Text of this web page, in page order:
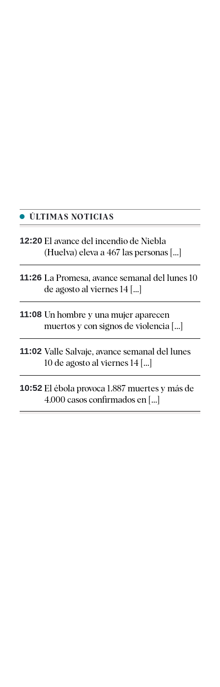
ÚLTIMAS NOTICIAS
12:20 El avance del incendio de Niebla
(Huelva) eleva a 467 las personas [...]
11:26 La Promesa, avance semanal del lunes 10
de agosto al viernes 14 [...]
11:08 Un hombre y una mujer aparecen
muertos y con signos de violencia [...]
11:02 Valle Salvaje, avance semanal del lunes
10 de agosto al viernes 14 [...]
10:52 El ébola provoca 1.887 muertes y más de
4.000 casos confirmados en [...]